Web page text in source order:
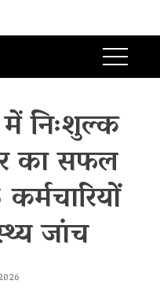
निःशुल्क
का सफल
जांच